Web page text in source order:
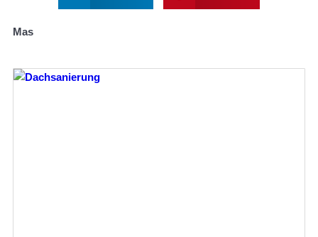
Mas